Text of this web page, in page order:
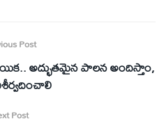
Post
అద్భుతమైన పాలన అందిస్తాం,
Post